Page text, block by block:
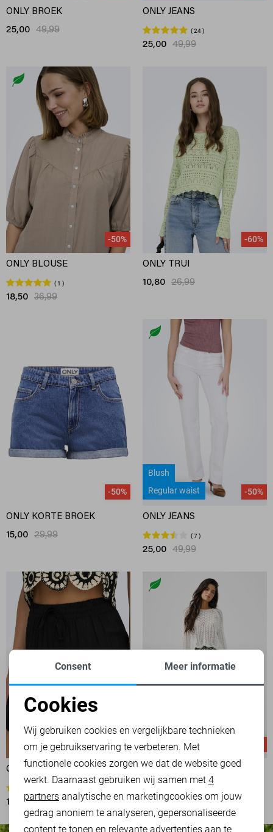
ONLY BROEK
25,00 49,99
ONLY JEANS
24
25,00 49,99
-50%
ONLY BLOUSE
1
18,50 36,99
-60%
ONLY TRUI
10,80 26,99
-50%
ONLY KORTE BROEK
15,00 29,99
Blush
Regular waist
-50%
ONLY JEANS
7
25,00 49,99
-50%
ONLY KORTE BROEK
10,00 19,99
ONLY BROEK
17,50
Noodzakelijke cookies
Personalisatie cookies
Analytische cookies
Marketing cookies
Consent Meer informatie
Cookies
Wij gebruiken cookies en vergelijkbare technieken
om je gebruikservaring te verbeteren. Met
functionele cookies zorgen we dat de website goed
werkt. Daarnaast gebruiken wij samen met 4
partners analytische en marketingcookies om jouw
gedrag anoniem te analyseren, gepersonaliseerde
content te tonen en relevante advertenties aan te